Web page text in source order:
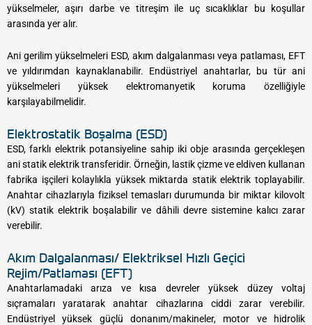
yükselmeler, aşırı darbe ve titreşim ile uç sıcaklıklar bu koşullar
arasında yer alır.
Ani gerilim yükselmeleri ESD, akım dalgalanması veya patlaması, EFT
ve yıldırımdan kaynaklanabilir. Endüstriyel anahtarlar, bu tür ani
yükselmeleri yüksek elektromanyetik koruma özelliğiyle
karşılayabilmelidir.
Elektrostatik Boşalma (ESD)
ESD, farklı elektrik potansiyeline sahip iki obje arasında gerçekleşen
ani statik elektrik transferidir. Örneğin, lastik çizme ve eldiven kullanan
fabrika işçileri kolaylıkla yüksek miktarda statik elektrik toplayabilir.
Anahtar cihazlarıyla fiziksel temasları durumunda bir miktar kilovolt
(kV) statik elektrik boşalabilir ve dâhili devre sistemine kalıcı zarar
verebilir.
Akım Dalgalanması/ Elektriksel Hızlı Geçici
Rejim/Patlaması (EFT)
Anahtarlamadaki arıza ve kısa devreler yüksek düzey voltaj
sıçramaları yaratarak anahtar cihazlarına ciddi zarar verebilir.
Endüstriyel yüksek güçlü donanım/makineler, motor ve hidrolik